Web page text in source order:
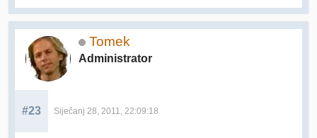
Tomek
Administrator
#23 Siječanj 28, 2011, 22:09:18